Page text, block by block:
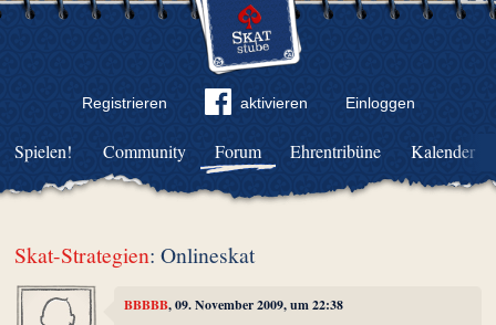
Registrieren aktivieren Einloggen
Community Forum Ehrentribüne Kalender
Spielen!
Skat-Strategien: Onlineskat
BBBBB, 09. November 2009, um 22:38